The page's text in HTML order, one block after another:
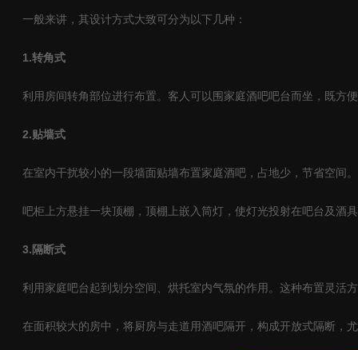
一般来讲，其设计方式大致可分为以下几种：
1.转角式
利用房间转角部位进行布置。客人可以围家庭酒吧吧台而坐，既方
2.贴墙式
在室内干扰较小的一段墙面贴墙布置家庭酒吧，占地少，节省空间
吧柜上方悬挂一块顶棚，顶棚上嵌入筒灯，使灯光投射在吧台及酒
3.隔断式
利用家庭吧台起到划分空间、烘托室内气氛的作用。这种布置灵活
在面积较大的房中，将厨房与走道用酒吧隔开，构成开放式隔断，